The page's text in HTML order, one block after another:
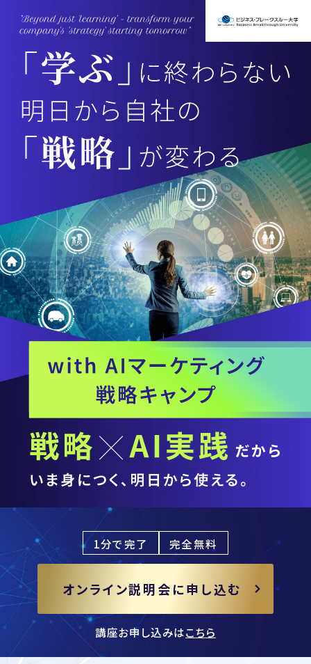
1分で完了 完全無料
オンライン説明会に申し込む
講座お申し込みはこちら